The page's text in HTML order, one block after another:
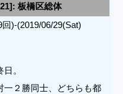
板橋区総体
)-(2019/06/29(Sat)
。
一２勝同士、どちらも都